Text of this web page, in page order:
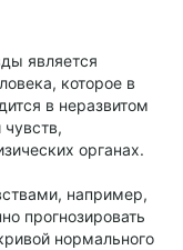
является
которое в
в неразвитом
чувств,
органах.
например,
прогнозировать
нормального